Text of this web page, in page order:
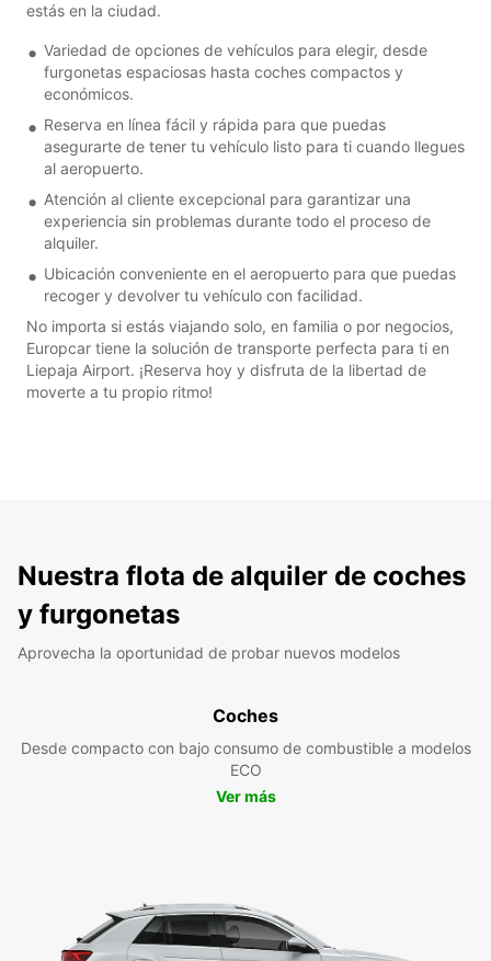
estás en la ciudad.
Variedad de opciones de vehículos para elegir, desde
furgonetas espaciosas hasta coches compactos y
económicos.
Reserva en línea fácil y rápida para que puedas
asegurarte de tener tu vehículo listo para ti cuando llegues
al aeropuerto.
Atención al cliente excepcional para garantizar una
experiencia sin problemas durante todo el proceso de
alquiler.
Ubicación conveniente en el aeropuerto para que puedas
recoger y devolver tu vehículo con facilidad.
No importa si estás viajando solo, en familia o por negocios,
Europcar tiene la solución de transporte perfecta para ti en
Liepaja Airport. ¡Reserva hoy y disfruta de la libertad de
moverte a tu propio ritmo!
Nuestra flota de alquiler de coches
y furgonetas
Aprovecha la oportunidad de probar nuevos modelos
Coches
Desde compacto con bajo consumo de combustible a modelos
ECO
Ver más